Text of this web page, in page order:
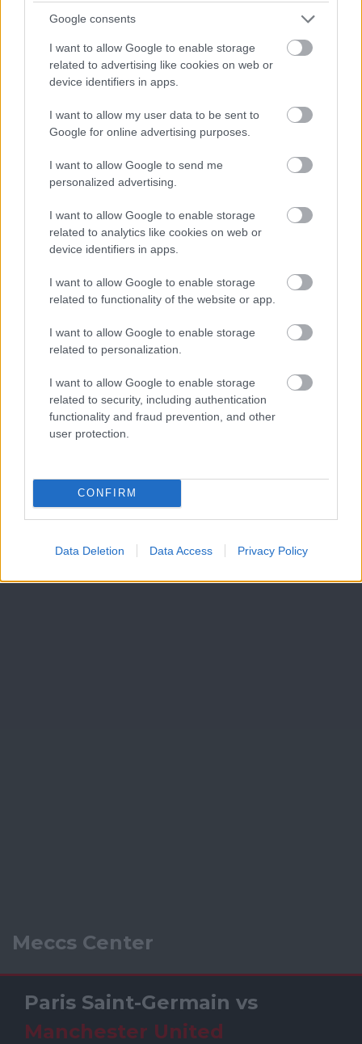
Google consents
I want to allow Google to enable storage
related to advertising like cookies on web or
device identifiers in apps.
I want to allow my user data to be sent to
Google for online advertising purposes.
I want to allow Google to send me
personalized advertising.
I want to allow Google to enable storage
related to analytics like cookies on web or
device identifiers in apps.
I want to allow Google to enable storage
related to functionality of the website or app.
I want to allow Google to enable storage
related to personalization.
I want to allow Google to enable storage
related to security, including authentication
functionality and fraud prevention, and other
user protection.
CONFIRM
Data Deletion Data Access Privacy Policy
Meccs Center
Paris Saint-Germain vs
Manchester United